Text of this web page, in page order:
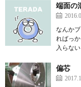
端面の
なんか
ればっ
入らな
偏芯